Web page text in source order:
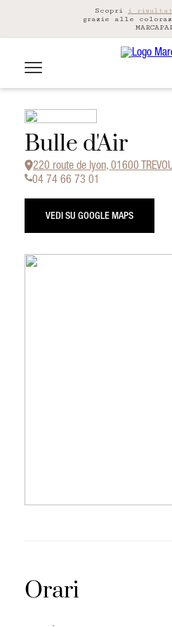
Scopri i
grazie alle
Bulle d'Air
220 route de lyon, 01600
04 74 66 73 01
VEDI SU GOOGLE MAPS
Orari